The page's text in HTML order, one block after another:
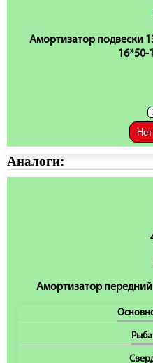
Амортизатор подвески
16*50-
Аналоги:
Амортизатор передний